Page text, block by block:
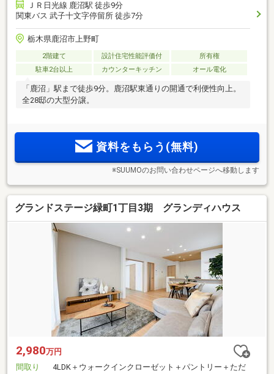
ＪＲ日光線 鹿沼駅 徒歩9分
関東バス 武子十文字停留所 徒歩7分
栃木県鹿沼市上野町
2階建て 設計住宅性能評価付
所有権
駐車2台以上
カウンターキッチン オール電化
「鹿沼」駅まで徒歩9分。鹿沼駅東通りの開通で利便性向上。
全28邸の大型分譲。
資料をもらう(無料)
※SUUMOのお問い合わせページへ移動します
グランドステージ緑町1丁目3期 グランディハウス
2,980万円
間取り
4LDK＋ウォークインクローゼット＋パントリー＋ただ